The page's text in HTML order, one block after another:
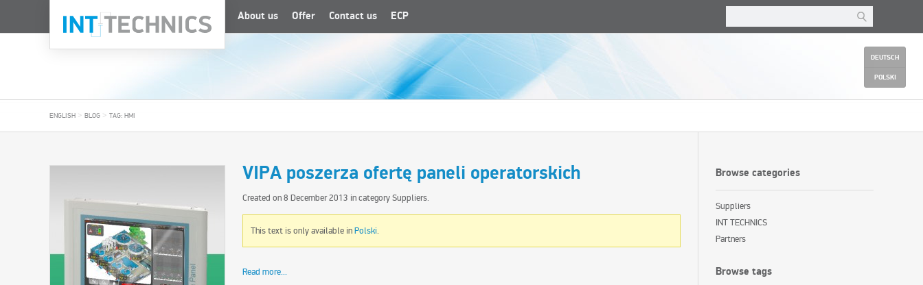
About us Offer Contact us ECP
ENGLISH > BLOG > TAG: HMI
VIPA poszerza ofertę paneli operatorskich
Created on8 December 2013 in categorySuppliers.
This text is only available inPolski.
Read more...
Browse categories
Suppliers
INT TECHNICS
Partners
Browse tags
DEUTSCH
POLSKI